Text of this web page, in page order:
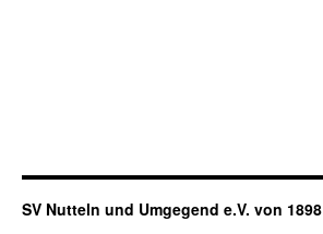
SV Nutteln und Umgegend e.V. von 1898